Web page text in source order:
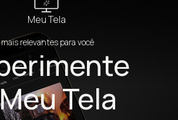
Meu Tela
relevantes para você
Tela